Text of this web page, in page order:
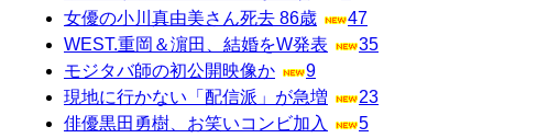
女優の小川真由美さん死去 86歳
47
WEST.重岡＆濵田、結婚をW発表
35
モジタバ師の初公開映像か
9
現地に行かない「配信派」が急増
23
俳優黒田勇樹、お笑いコンビ加入
5